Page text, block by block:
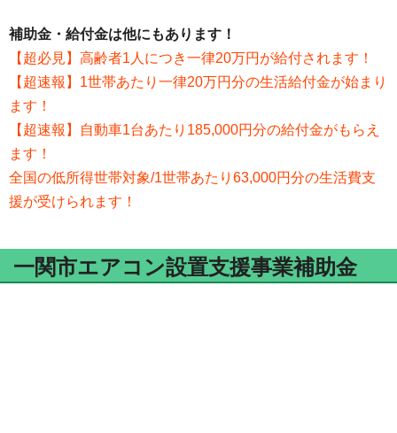
補助金・給付金は他にもあります！
【超必見】高齢者1人につき一律20万円が給付されます！
【超速報】1世帯あたり一律20万円分の生活給付金が始まり
ます！
【超速報】自動車1台あたり185,000円分の給付金がもらえ
ます！
全国の低所得世帯対象/1世帯あたり63,000円分の生活費支
援が受けられます！
一関市エアコン設置支援事業補助金